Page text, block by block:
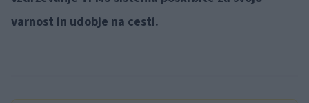
varnost in udobje na cesti.